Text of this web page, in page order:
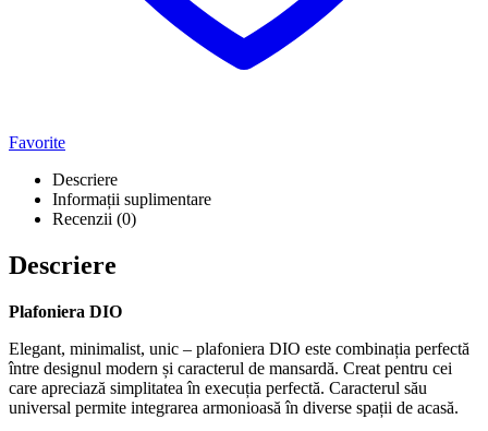
Favorite
Descriere
Informații suplimentare
Recenzii (0)
Descriere
Plafoniera DIO
Elegant, minimalist, unic – plafoniera DIO este combinația perfectă
între designul modern și caracterul de mansardă. Creat pentru cei
care apreciază simplitatea în execuția perfectă. Caracterul său
universal permite integrarea armonioasă în diverse spații de acasă.